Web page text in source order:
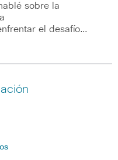
sobre la
el desafío…